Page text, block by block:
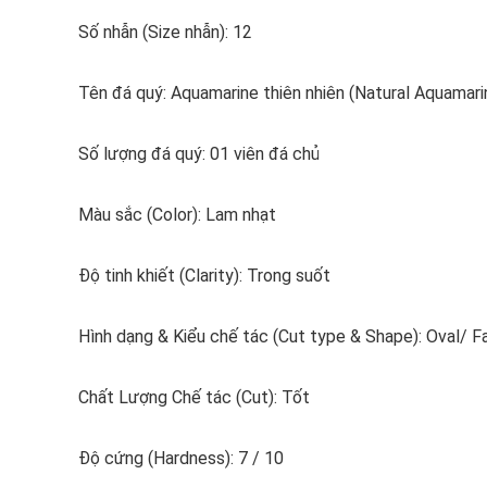
Số nhẫn (Size nhẫn): 12
Tên đá quý: Aquamarine thiên nhiên (Natural
Số lượng đá quý: 01 viên đá chủ
Màu sắc (Color): Lam nhạt
Độ tinh khiết (Clarity): Trong suốt
Hình dạng & Kiểu chế tác (Cut type & Shape): Oval/
Chất Lượng Chế tác (Cut): Tốt
Độ cứng (Hardness): 7 / 10